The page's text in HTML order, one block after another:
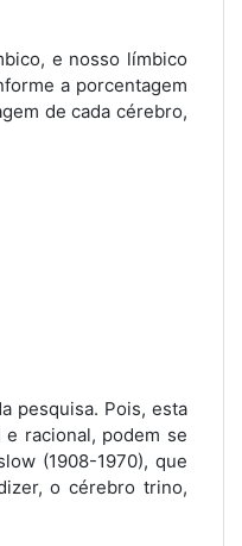
e nosso límbico
a porcentagem
de cada cérebro,
pesquisa. Pois, esta
racional, podem se
(1908-1970), que
o cérebro trino,